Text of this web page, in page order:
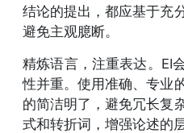
结论的提出，都应基于充
避免主观臆断。
精炼语言，注重表达。EI
性并重。使用准确、专业
的简洁明了，避免冗长复
式和转折词，增强论述的